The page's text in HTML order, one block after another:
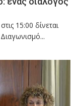
15:00 δίνεται